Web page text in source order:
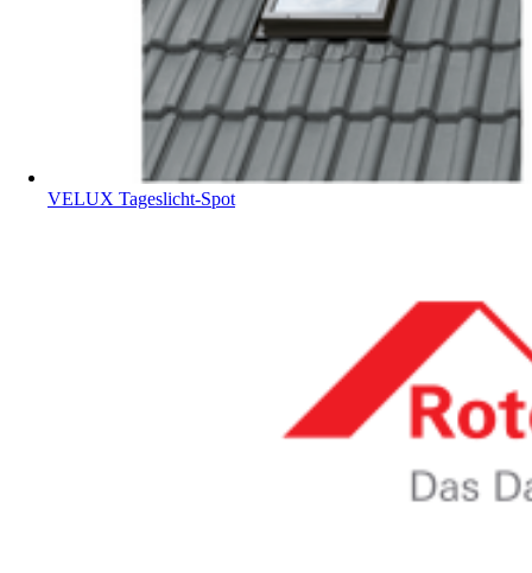
VELUX Tageslicht-Spot